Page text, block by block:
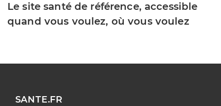
Le site santé de référence, accessible
quand vous voulez, où vous voulez
SANTE.FR